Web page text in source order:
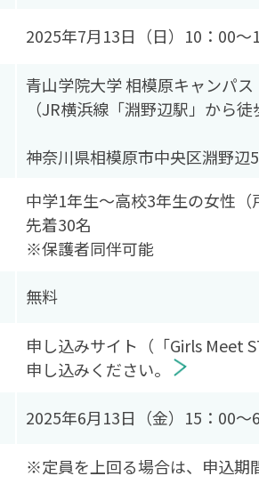
2025年7月13日（日）10：00～
青山学院大学 相模原キャンパス
（JR横浜線「淵野辺駅」から
神奈川県相模原市中央区淵野
中学1年生～高校3年生の女性
先着30名
※保護者同伴可能
無料
申し込みサイト（「Girls Meet
申し込みください。
2025年6月13日（金）15：00
※定員を上回る場合は、申込期